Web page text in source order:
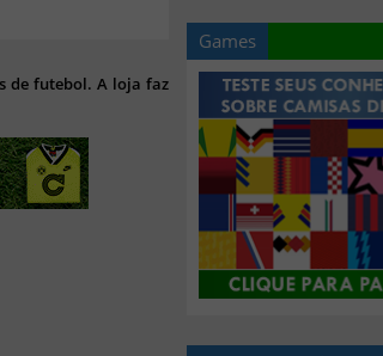
de futebol. A loja faz
Games